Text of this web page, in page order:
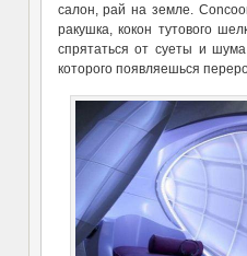
салон, рай на земле.
ракушка, кокон тутового
спрятаться от суеты и
которого появляешься